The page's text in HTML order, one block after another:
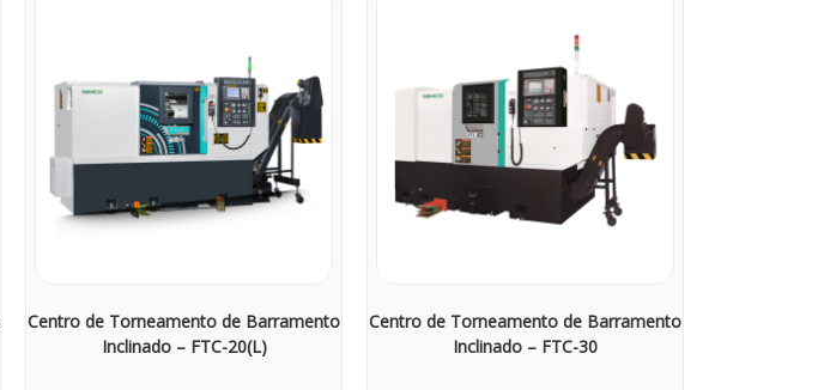
Centro de Torneamento de Barramento
Inclinado – FTC-20(L)
Centro de Torneamento de Barramento
Inclinado – FTC-30